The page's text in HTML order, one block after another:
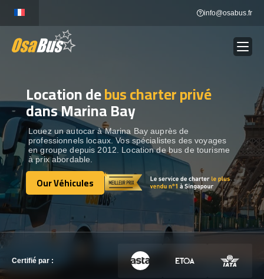
content
info@osabus.fr
LOCATION DE BUS Show dropdown
DESTINATIONS
OUR VÉHICULES
CONTACTEZ-NOUS
CONTACTEZ-NOUS
Location debus charter privé
dans Marina Bay
Louez un autocar à Marina Bay auprès de
professionnels locaux. Vos spécialistes des voyages
en groupe depuis 2012. Location de bus de tourisme
à prix abordable.
Our Véhicules
Our Véhicules
Certifié par :